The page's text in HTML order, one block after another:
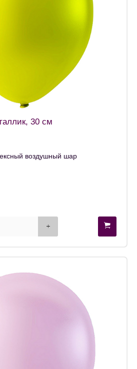
30 см
воздушный шар